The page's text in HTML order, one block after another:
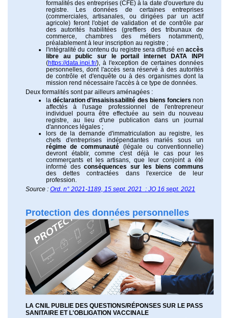
formalités des entreprises (CFE) à la date d'ouverture du
registre. Les données de certaines entreprises
(commerciales, artisanales, ou dirigées par un actif
agricole) feront l'objet de validation et de contrôle par
des autorités habilitées (greffiers des tribunaux de
commerce, chambres des métiers notamment),
préalablement à leur inscription au registre ;
l'intégralité du contenu du registre sera diffusé en accès
libre au public sur le portail internet DATA INPI
(https://data.inpi.fr/), à l'exception de certaines données
personnelles, dont l'accès sera réservé à des autorités
de contrôle et d'enquête ou à des organismes dont la
mission rend nécessaire l'accès à ce type de données.
Deux formalités sont par ailleurs aménagées :
ladéclaration d'insaisissabilité des biens fonciers non
affectés à l'usage professionnel de l'entrepreneur
individuel pourra être effectuée au sein du nouveau
registre, au lieu d'une publication dans un journal
d'annonces légales ;
lors de la demande d'immatriculation au registre, les
chefs d'entreprises indépendantes mariés sous un
régime de communauté (légale ou conventionnelle)
devront établir, comme c'est déjà le cas pour les
commerçants et les artisans, que leur conjoint a été
informé des conséquences sur les biens communs
des dettes contractées dans l'exercice de leur
profession.
Source : Ord. n° 2021-1189, 15 sept. 2021 : JO 16 sept. 2021
Protection des données personnelles
LA CNIL PUBLIE DES QUESTIONS/RÉPONSES SUR LE PASS
SANITAIRE ET L'OBLIGATION VACCINALE